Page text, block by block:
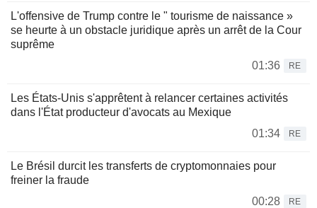
L'offensive de Trump contre le " tourisme de naissance »
se heurte à un obstacle juridique après un arrêt de la Cour
suprême
01:36
RE
Les États-Unis s'apprêtent à relancer certaines activités
dans l'État producteur d'avocats au Mexique
01:34
RE
Le Brésil durcit les transferts de cryptomonnaies pour
freiner la fraude
00:28
RE